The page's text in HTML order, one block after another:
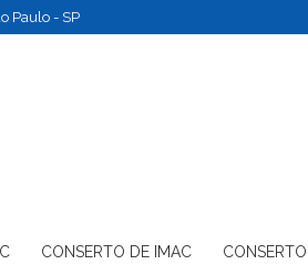
Paulo - SP
CONSERTO DE IMAC